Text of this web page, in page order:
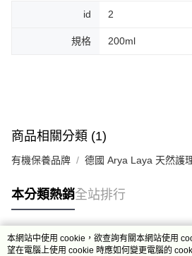
id 2
規格 200ml
商品相關分類 (1)
有機保養品牌 德國 Arya Laya 天然護
本分類熱銷全站排行
熱門標籤
本網站中使用 cookie，欲查詢有關本網站使用
望在電腦上使用 cookie 時應如何變更電腦的